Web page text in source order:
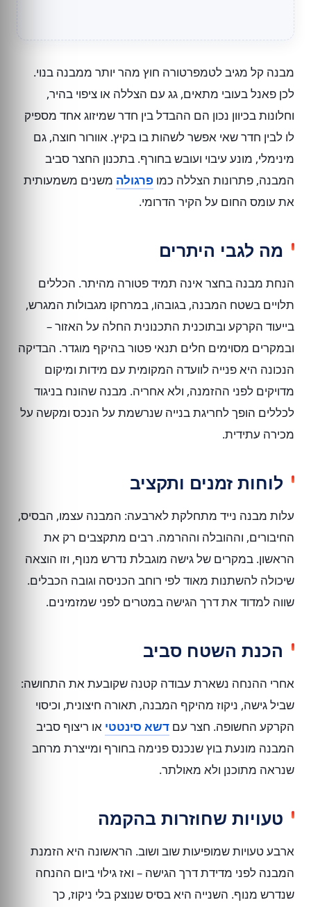
מבנה קל מגיב לטמפרטורה חוץ מהר יותר ממבנה בנוי.
לכן פאנל בעובי מתאים, גג עם הצללה או ציפוי בהיר,
וחלונות בכיוון נכון הם ההבדל בין חדר שמיזוג אחד מספיק
לו לבין חדר שאי אפשר לשהות בו בקיץ. אוורור חוצה, גם
מינימלי, מונע עיבוי ועובש בחורף. בתכנון החצר סביב
המבנה, פתרונות הצללה כמו פרגולה משנים משמעותית
את עומס החום על הקיר הדרומי.
מה לגבי היתרים
הנחת מבנה בחצר אינה תמיד פטורה מהיתר. הכללים
תלויים בשטח המבנה, בגובהו, במרחקו מגבולות המגרש,
בייעוד הקרקע ובתוכנית התכנונית החלה על האזור –
ובמקרים מסוימים חלים תנאי פטור בהיקף מוגדר. הבדיקה
הנכונה היא פנייה לוועדה המקומית עם מידות ומיקום
מדויקים לפני ההזמנה, ולא אחריה. מבנה שהונח בניגוד
לכללים הופך לחריגת בנייה שנרשמת על הנכס ומקשה על
מכירה עתידית.
לוחות זמנים ותקציב
עלות מבנה נייד מתחלקת לארבעה: המבנה עצמו, הבסיס,
החיבורים, וההובלה וההרמה. רבים מתקצבים רק את
הראשון. במקרים של גישה מוגבלת נדרש מנוף, וזו הוצאה
שיכולה להשתנות מאוד לפי רוחב הכניסה וגובה הכבלים.
שווה למדוד את דרך הגישה במטרים לפני שמזמינים.
הכנת השטח סביב
אחרי ההנחה נשארת עבודה קטנה שקובעת את התחושה:
שביל גישה, ניקוז מהיקף המבנה, תאורה חיצונית, וכיסוי
הקרקע החשופה. חצר עם דשא סינטטי או ריצוף סביב
המבנה מונעת בוץ שנכנס פנימה בחורף ומייצרת מרחב
שנראה מתוכנן ולא מאולתר.
טעויות שחוזרות בהקמה
ארבע טעויות שמופיעות שוב ושוב. הראשונה היא הזמנת
המבנה לפני מדידת דרך הגישה – ואז גילוי ביום ההנחה
שנדרש מנוף. השנייה היא בסיס שנוצק בלי ניקוז, כך